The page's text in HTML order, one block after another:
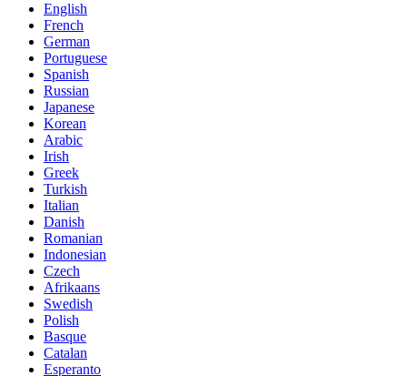
English
French
German
Portuguese
Spanish
Russian
Japanese
Korean
Arabic
Irish
Greek
Turkish
Italian
Danish
Romanian
Indonesian
Czech
Afrikaans
Swedish
Polish
Basque
Catalan
Esperanto